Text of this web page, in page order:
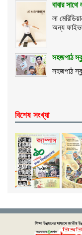
বাবার সাথে
লা
অন্য
সহজপাঠ
সহজপাঠ
বিশেষ সংখ্যা